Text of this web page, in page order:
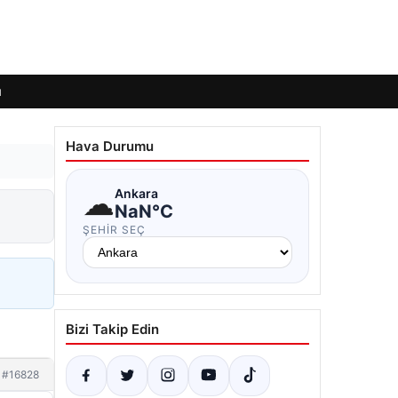
#16828
Hava Durumu
☁Ankara
NaN°C
ŞEHIR SEÇ
Bizi Takip Edin